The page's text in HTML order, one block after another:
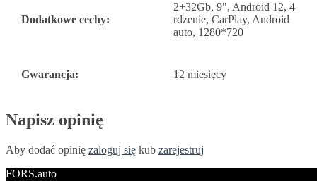
Dodatkowe cechy:
2+32Gb, 9", Android 12, 4
rdzenie, CarPlay, Android
auto, 1280*720
Gwarancja: 12 miesięcy
Napisz opinię
Aby dodać opinię zaloguj się kub zarejestruj
FORS.auto